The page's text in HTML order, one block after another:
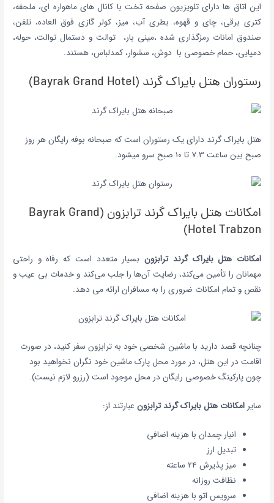
این اتاق ها دارای تلویزیون صفحه تخت با کانال های ماهواره ای، ملحفه،
کتری برقی، چای و قهوه، بطری آب، میز، کولر گازی فوق العاده، تلفن،
صندوق امانات رمزگذاری شده ،مینی بار، توالت و دستمال توالت، حوله،
دمپایی، حمام خصوصی با دوش، سشوار، کمدلباس، هستند.
رستوران هتل بایراک گرند (Bayrak Grand Hotel)
هتل بایراک گرند دارای یک رستوران است که صبحانه بوفه رایگان هر روز
صبح بین ساعت 7.3 تا 10 صبح سرو میشود.
امکانات هتل بایراک گرند ترابزون (Bayrak Grand
Hotel Trabzon)
امکانات هتل بایراک گرند ترابزون بسیار متعدد است که رفاه و راحتی
مهمانان را تأمین می‌کند، رضایت آن‌ها را جلب می‌کند و خدمات بی عیب و
نقص و تمام امکانات ضروری را به مسافران ارائه می دهد.
چنانچه قصد دارید با ماشین شخصی خود به ترابزون سفر کنید، در صورت
اقامت در این هتل، در مورد محل پارک ماشین خود نگران نخواهید بود
چون پارکینگ خصوصی رایگان در محل موجود است (رزرو لازم نیست).
سایرامکانات هتل بایراک گرند ترابزون عبارتند از:
انبار چمدان با هزینه اضافی
تبدیل ارز
میز پذیرش 24 ساعته
نظافت روزانه
سرویس اتو با هزینه اضافی